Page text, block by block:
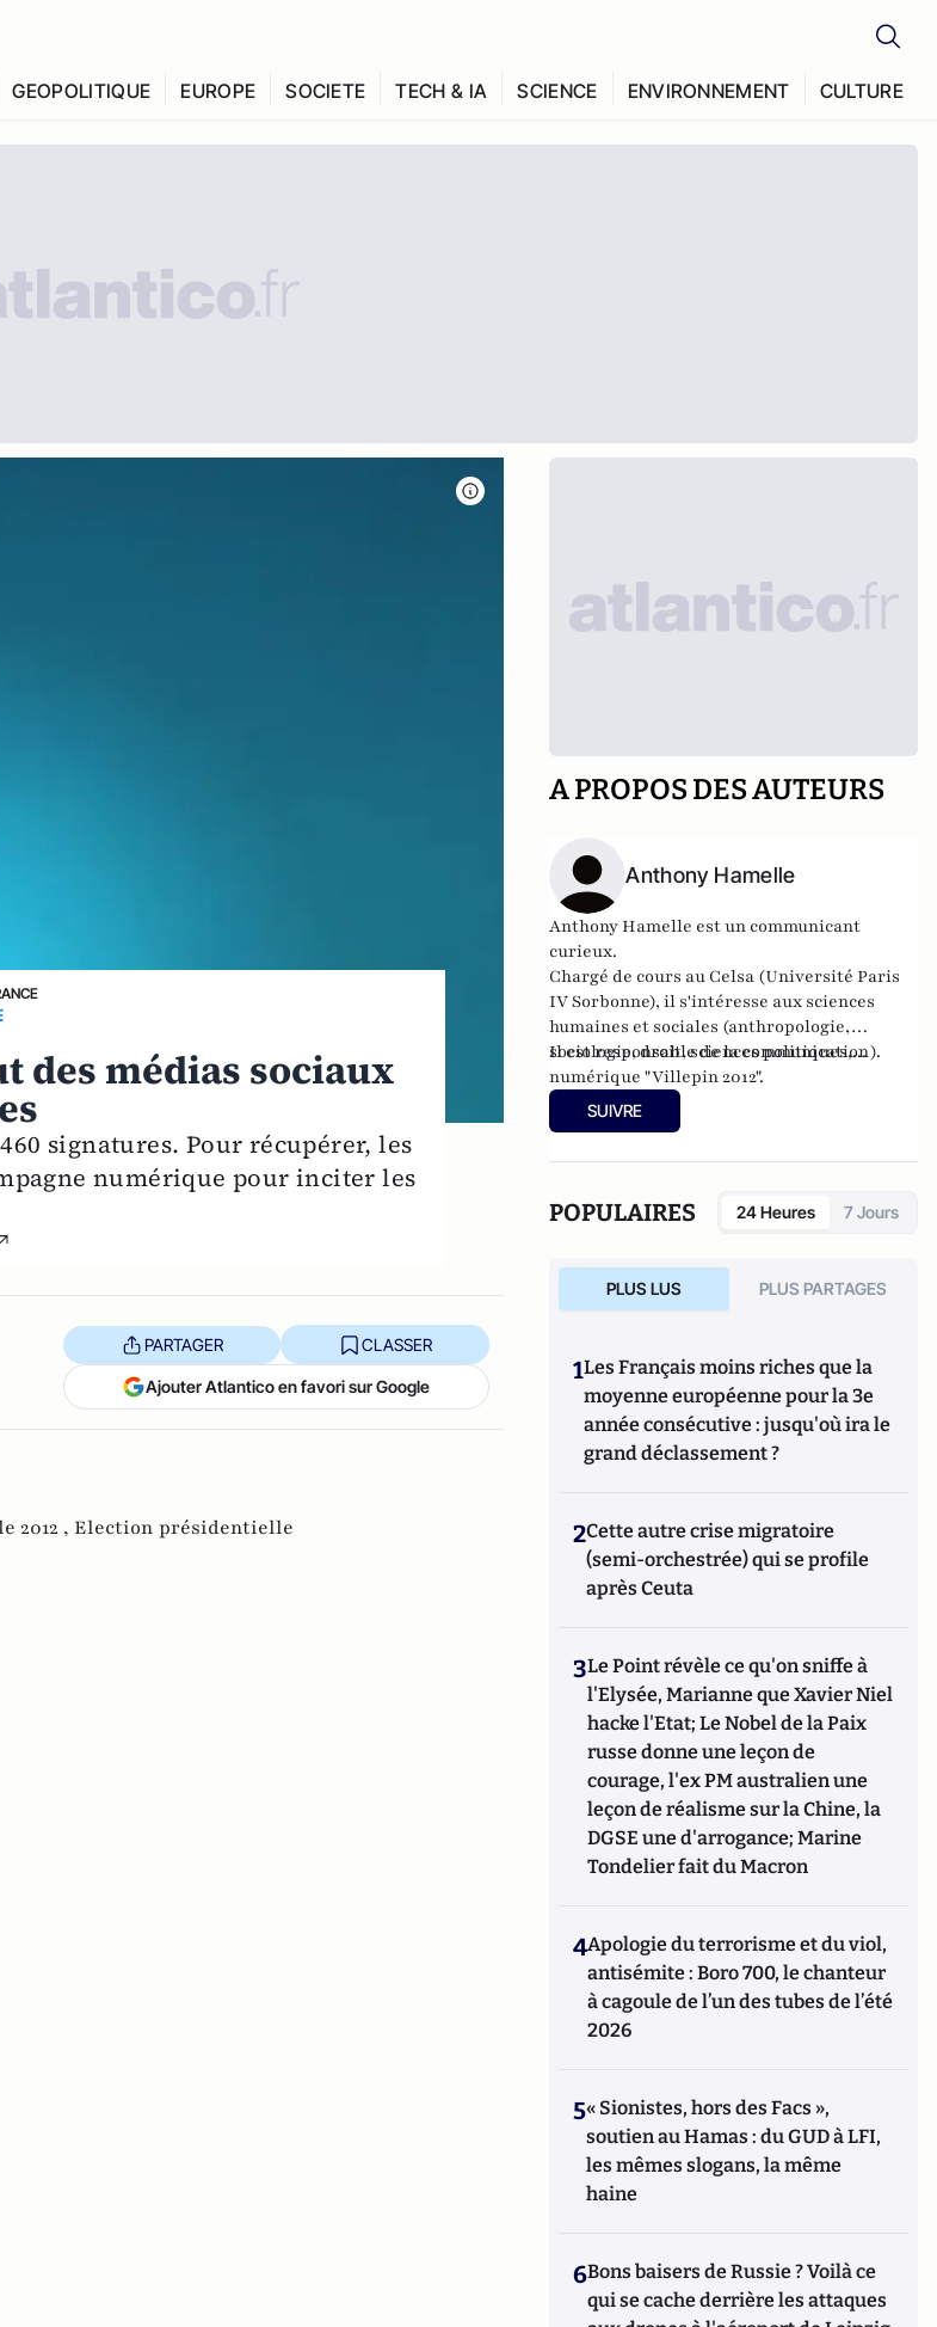
GEOPOLITIQUE EUROPE SOCIETE TECH & IA SCIENCE ENVIRONNEMENT CULTURE
des médias sociaux
signatures. Pour récupérer, les
numérique pour inciter les
PARTAGER CLASSER
Ajouter Atlantico en favori sur Google
2012 , Election présidentielle
A PROPOS DES AUTEURS
Anthony Hamelle
Anthony Hamelle est un communicant
curieux.
Chargé de cours au Celsa (Université Paris
IV Sorbonne), il s'intéresse aux sciences
humaines et sociales (anthropologie,
sociologie, droit, sciences politiques,... ).
Il est responsable de la communication
numérique "Villepin 2012".
SUIVRE
POPULAIRES 24 Heures 7 Jours
PLUS LUS PLUS PARTAGES
1Les Français moins riches que la
moyenne européenne pour la 3e
année consécutive : jusqu'où ira le
grand déclassement ?
2Cette autre crise migratoire
(semi-orchestrée) qui se profile
après Ceuta
3Le Point révèle ce qu'on sniffe à
l'Elysée, Marianne que Xavier Niel
hacke l'Etat; Le Nobel de la Paix
russe donne une leçon de
courage, l'ex PM australien une
leçon de réalisme sur la Chine, la
DGSE une d'arrogance; Marine
Tondelier fait du Macron
4Apologie du terrorisme et du viol,
antisémite : Boro 700, le chanteur
à cagoule de l’un des tubes de l’été
2026
5« Sionistes, hors des Facs »,
soutien au Hamas : du GUD à LFI,
les mêmes slogans, la même
haine
6Bons baisers de Russie ? Voilà ce
qui se cache derrière les attaques